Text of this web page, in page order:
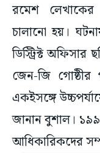
রমেশ লেখাকের
চালানো হয়।
ডিস্ট্রিক্ট অফিসার
জেন-জি গোষ্ঠীর
একইসঙ্গে
জানান বুশাল।
আধিকারিকদের